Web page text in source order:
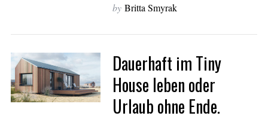
by Britta Smyrak
Dauerhaft im Tiny
House leben oder
Urlaub ohne Ende.